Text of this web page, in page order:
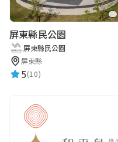
屏東縣民公園
屏東縣民公園
屏東縣
5(10)